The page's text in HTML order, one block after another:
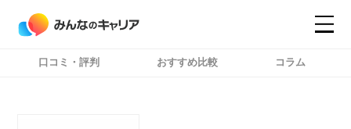
口コミ・評判 おすすめ比較 コラム